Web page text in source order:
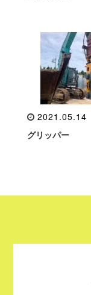
2021.05.14
グリッパー